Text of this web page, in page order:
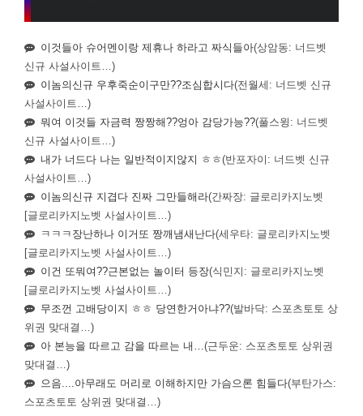
이것들아 슈어멘이랑 제휴나 하라고 짜식들아(상암동: 너드벳
신규 사설사이트…)
이놈의신규 우후죽순이구만??조심합시다(전월세: 너드벳 신규
사설사이트…)
뭐여 이것들 자금력 짱짱해??엉아 감당가능??(풀스윙: 너드벳
신규 사설사이트…)
내가 너드다 나는 일반적이지않지 ㅎㅎ(반포자이: 너드벳 신규
사설사이트…)
이놈의신규 지겹다 진짜 그만들해라(간짜장: 글로리카지노벳
[글로리카지노벳 사설사이트…)
ㅋㅋㅋ장난하나 이거또 짱깨냄새난다(세우타: 글로리카지노벳
[글로리카지노벳 사설사이트…)
이건 또뭐여??근본없는 놀이터 등장(식민지: 글로리카지노벳
[글로리카지노벳 사설사이트…)
무조껀 고배당이지 ㅎㅎ 당연한거아냐??(발바닥: 스포츠토토 상
위권 맞대결…)
아 본능을 따르고 감을 따르는 내…(근두운: 스포츠토토 상위권
맞대결…)
으음....아무래도 머리로 이해하지만 가슴으론 힘들다(부탄가스:
스포츠토토 상위권 맞대결…)